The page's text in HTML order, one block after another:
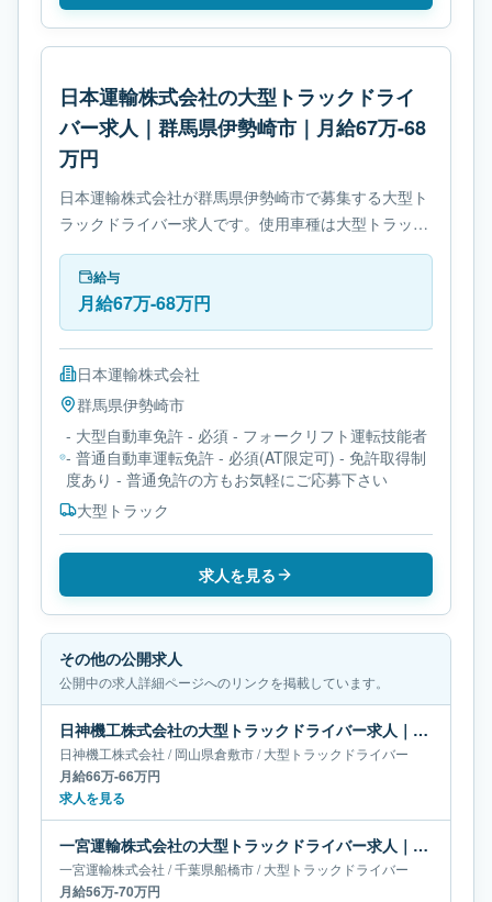
日本運輸株式会社の大型トラックドライ
バー求人｜群馬県伊勢崎市｜月給67万-68
万円
日本運輸株式会社が群馬県伊勢崎市で募集する大型ト
ラックドライバー求人です。使用車種は大型トラック
です。勤務時間は- 変形労働時間制です。必要免許は-
大型自動車免許です。
給与
月給67万-68万円
日本運輸株式会社
群馬県伊勢崎市
- 大型自動車免許 - 必須 - フォークリフト運転技能者
- 普通自動車運転免許 - 必須(AT限定可) - 免許取得制
度あり - 普通免許の方もお気軽にご応募下さい
大型トラック
求人を見る
その他の公開求人
公開中の求人詳細ページへのリンクを掲載しています。
日神機工株式会社の大型トラックドライバー求人｜岡山県倉敷市｜月給66万-66万円
日神機工株式会社 /岡山県倉敷市/大型トラックドライバー
月給66万-66万円
求人を見る
一宮運輸株式会社の大型トラックドライバー求人｜千葉県船橋市｜月給56万-70万円
一宮運輸株式会社 /千葉県船橋市/大型トラックドライバー
月給56万-70万円